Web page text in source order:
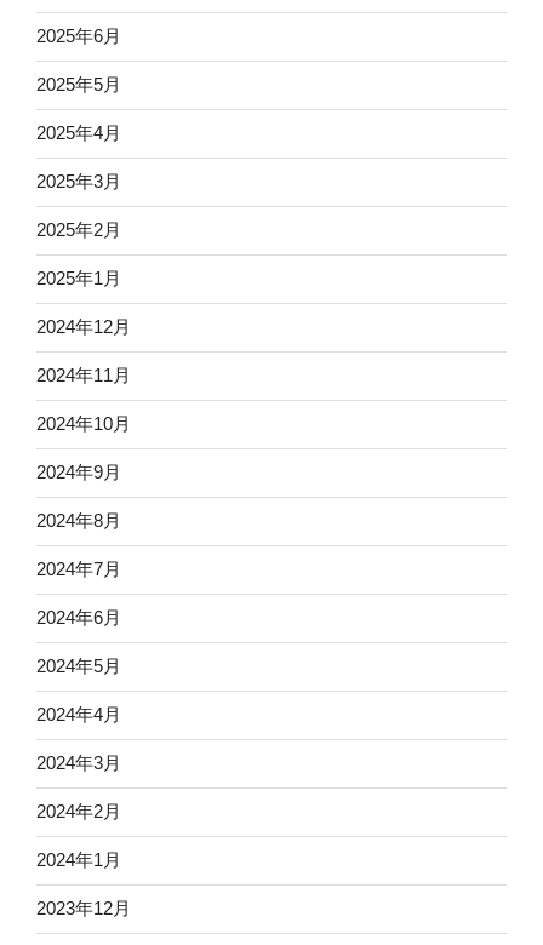
2025年6月
2025年5月
2025年4月
2025年3月
2025年2月
2025年1月
2024年12月
2024年11月
2024年10月
2024年9月
2024年8月
2024年7月
2024年6月
2024年5月
2024年4月
2024年3月
2024年2月
2024年1月
2023年12月